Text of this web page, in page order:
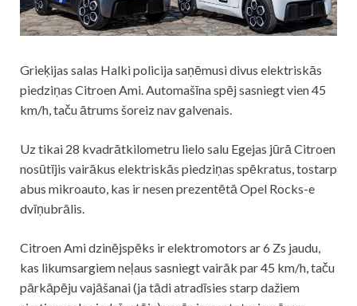
Grieķijas salas Halki policija saņēmusi divus elektriskās
piedziņas Citroen Ami. Automašīna spēj sasniegt vien 45
km/h, taču ātrums šoreiz nav galvenais.
Uz tikai 28 kvadrātkilometru lielo salu Egejas jūrā Citroen
nosūtījis vairākus elektriskās piedziņas spēkratus, tostarp
abus mikroauto, kas ir nesen prezentētā Opel Rocks-e
dvīņubrālis.
Citroen Ami dzinējspēks ir elektromotors ar 6 Zs jaudu,
kas likumsargiem neļaus sasniegt vairāk par 45 km/h, taču
pārkāpēju vajāšanai (ja tādi atradīsies starp dažiem